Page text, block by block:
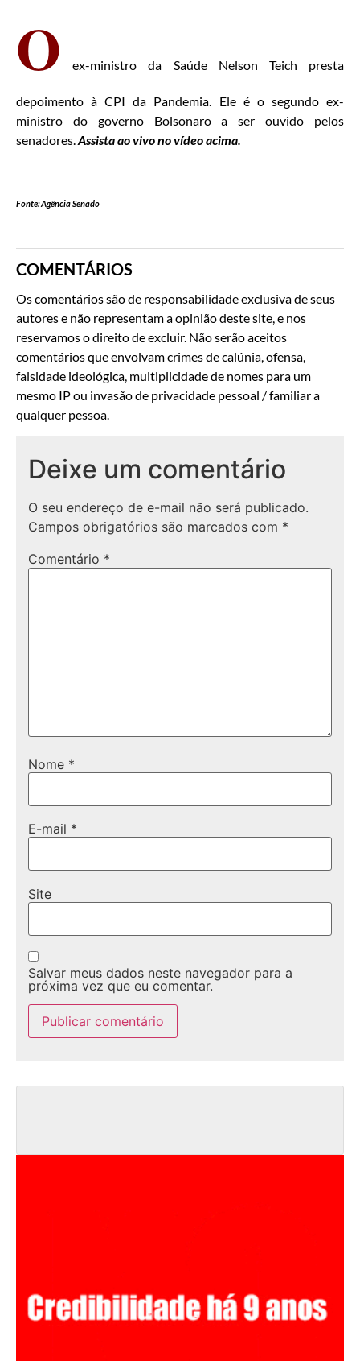
O ex-ministro da Saúde Nelson Teich presta
depoimento à CPI da Pandemia. Ele é o segundo ex-
ministro do governo Bolsonaro a ser ouvido pelos
senadores.Assista ao vivo no vídeo acima.
Fonte: Agência Senado
COMENTÁRIOS
Os comentários são de responsabilidade exclusiva de seus
autores e não representam a opinião deste site, e nos
reservamos o direito de excluir. Não serão aceitos
comentários que envolvam crimes de calúnia, ofensa,
falsidade ideológica, multiplicidade de nomes para um
mesmo IP ou invasão de privacidade pessoal / familiar a
qualquer pessoa.
Deixe um comentário
O seu endereço de e-mail não será publicado.
Campos obrigatórios são marcados com *
Comentário *
Nome *
E-mail *
Site
Salvar meus dados neste navegador para a
próxima vez que eu comentar.